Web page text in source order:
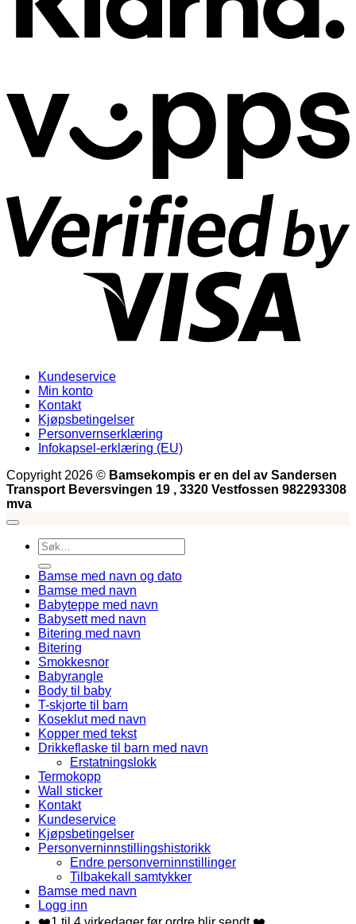
Kundeservice
Min konto
Kontakt
Kjøpsbetingelser
Personvernserklæring
Infokapsel-erklæring (EU)
Copyright 2026 © Bamsekompis er en del av Sandersen
Transport Beversvingen 19 , 3320 Vestfossen 982293308
mva
Søk
etter:
Bamse med navn og dato
Bamse med navn
Babyteppe med navn
Babysett med navn
Bitering med navn
Bitering
Smokkesnor
Babyrangle
Body til baby
T-skjorte til barn
Koseklut med navn
Kopper med tekst
Drikkeflaske til barn med navn
Erstatningslokk
Termokopp
Wall sticker
Kontakt
Kundeservice
Kjøpsbetingelser
Personverninnstillingshistorikk
Endre personverninnstillinger
Tilbakekall samtykker
Bamse med navn
Logg inn